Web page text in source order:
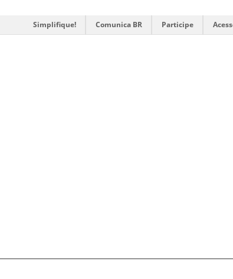
Simplifique! Comunica BR Participe